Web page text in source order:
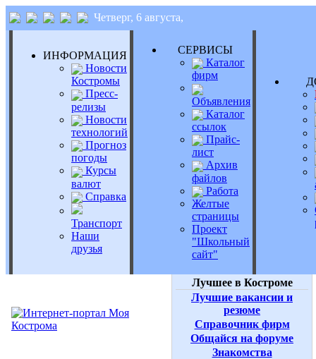
Четверг, 6 августа,
ИНФОРМАЦИЯ
Новости
Костромы
Пресс-
релизы
Новости
технологий
Прогноз
погоды
Курсы
валют
Справка
Транспорт
Наши
друзья
СЕРВИСЫ
Каталог
фирм
Объявления
Каталог
ссылок
Прайс-
лист
Архив
файлов
Работа
Желтые
страницы
Проект
"Школьный
сайт"
Лучшее в Костроме
Лучшие вакансии и
резюме
Справочник фирм
Общайся на форуме
Знакомства